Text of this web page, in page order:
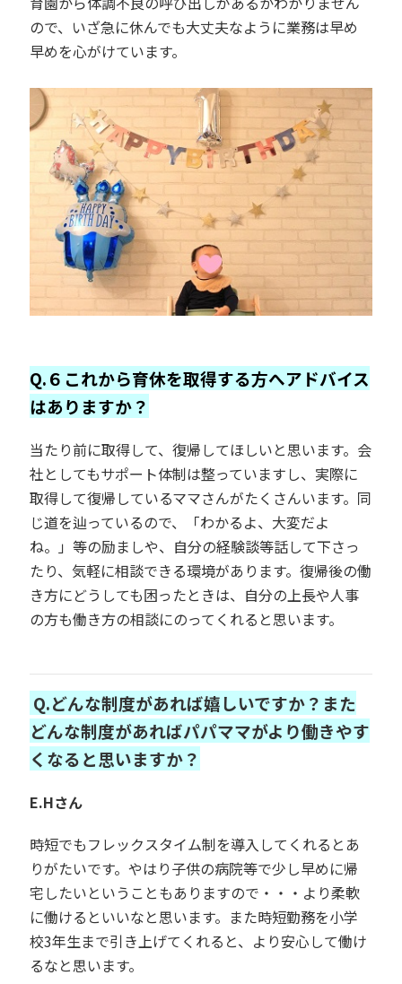
ので、いざ急に休んでも大丈夫なように業務は早め
早めを心がけています。
Q.６これから育休を取得する方へアドバイス
はありますか？
当たり前に取得して、復帰してほしいと思います。会
社としてもサポート体制は整っていますし、実際に
取得して復帰しているママさんがたくさんいます。同
じ道を辿っているので、「わかるよ、大変だよ
ね。」等の励ましや、自分の経験談等話して下さっ
たり、気軽に相談できる環境があります。復帰後の働
き方にどうしても困ったときは、自分の上長や人事
の方も働き方の相談にのってくれると思います。
Q.どんな制度があれば嬉しいですか？また
どんな制度があればパパママがより働きやす
くなると思いますか？
E.Hさん
時短でもフレックスタイム制を導入してくれるとあ
りがたいです。やはり子供の病院等で少し早めに帰
宅したいということもありますので・・・より柔軟
に働けるといいなと思います。 また時短勤務を小学
校3年生まで引き上げてくれると、より安心して働け
るなと思います。